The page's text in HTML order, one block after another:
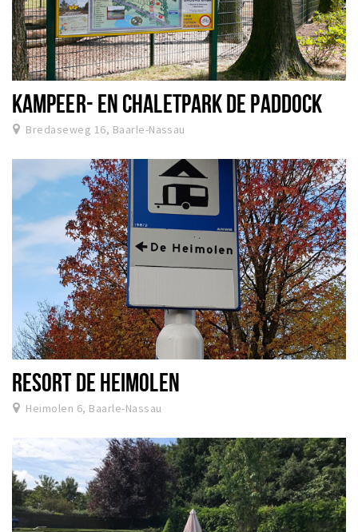
KAMPEER- EN CHALETPARK DE PADDOCK
Bredaseweg 16, Baarle-Nassau
RESORT DE HEIMOLEN
Heimolen 6, Baarle-Nassau